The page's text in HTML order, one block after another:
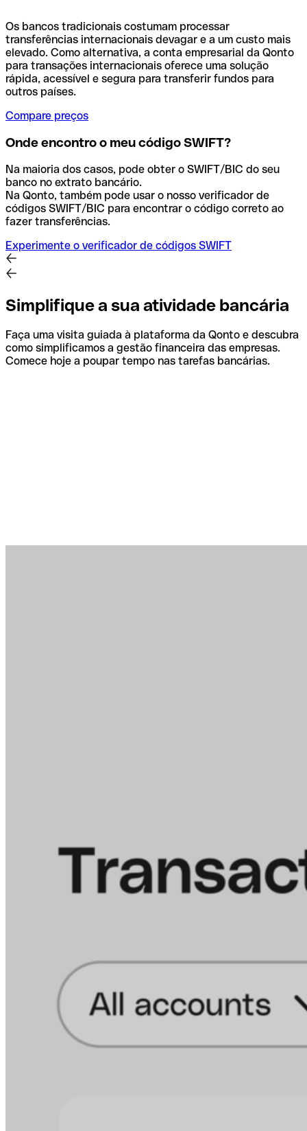
Os bancos tradicionais costumam processar
transferências internacionais devagar e a um custo mais
elevado. Como alternativa, a conta empresarial da Qonto
para transações internacionais oferece uma solução
rápida, acessível e segura para transferir fundos para
outros países.
Compare preços
Onde encontro o meu código SWIFT?
Na maioria dos casos, pode obter o SWIFT/BIC do seu
banco no extrato bancário.
Na Qonto, também pode usar o nosso verificador de
códigos SWIFT/BIC para encontrar o código correto ao
fazer transferências.
Experimente o verificador de códigos SWIFT
Simplifique a sua atividade bancária
Faça uma visita guiada à plataforma da Qonto e descubra
como simplificamos a gestão financeira das empresas.
Comece hoje a poupar tempo nas tarefas bancárias.